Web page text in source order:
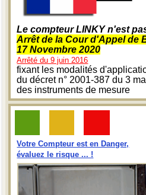
Le compteur LINKY n'est
Arrêt de la Cour d'Appel de
17 Novembre 2020
Arrêté du 9 juin 2016
fixant les modalités
du décret n° 2001-387 du 3
des instruments de mesure
Votre Compteur est en Danger,
évaluez le risque ... !